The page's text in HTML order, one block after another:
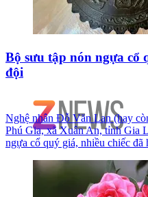
Bộ sưu tập nón ngựa cổ
đội
Nghệ nhân Đỗ Văn Lan (hay
Phú Gia, xã Xuân An, tỉnh Gia
ngựa cổ quý giá, nhiều chiếc đã